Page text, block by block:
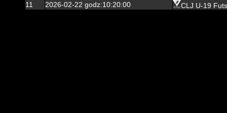
11
2026-02-22 godz:10:20:00 CLJ U-19